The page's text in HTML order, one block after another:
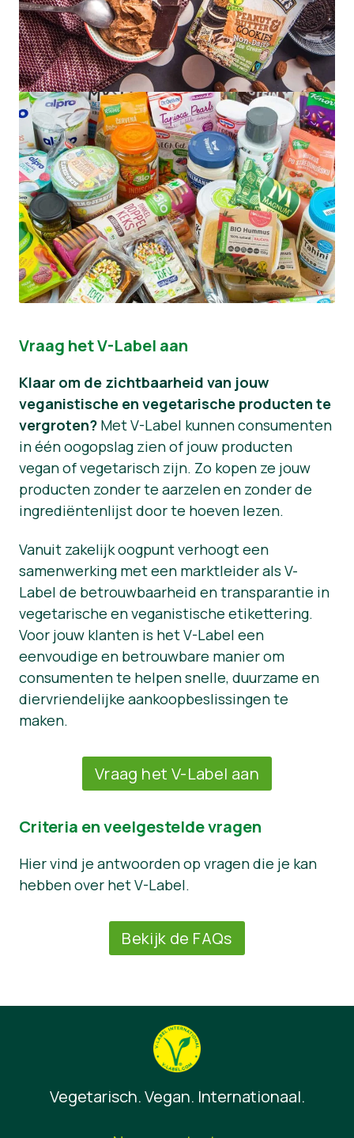
Vraag het V-Label aan
Klaar om de zichtbaarheid van jouw
veganistische en vegetarische producten te
vergroten? Met V-Label kunnen consumenten
in één oogopslag zien of jouw producten
vegan of vegetarisch zijn. Zo kopen ze jouw
producten zonder te aarzelen en zonder de
ingrediëntenlijst door te hoeven lezen.
Vanuit zakelijk oogpunt verhoogt een
samenwerking met een marktleider als V-
Label de betrouwbaarheid en transparantie in
vegetarische en veganistische etikettering.
Voor jouw klanten is het V-Label een
eenvoudige en betrouwbare manier om
consumenten te helpen snelle, duurzame en
diervriendelijke aankoopbeslissingen te
maken.
Vraag het V-Label aan
Criteria en veelgestelde vragen
Hier vind je antwoorden op vragen die je kan
hebben over het V-Label.
Bekijk de FAQs
Vegetarisch. Vegan. Internationaal.